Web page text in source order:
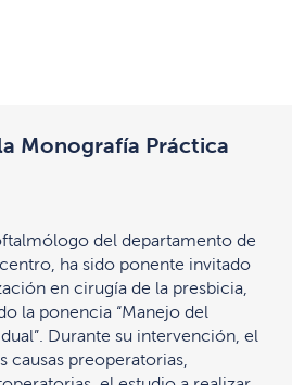
Monografía Práctica
del departamento de
ha sido ponente invitado
en cirugía de la presbicia,
la ponencia “Manejo del
Durante su intervención, el
causas preoperatorias,